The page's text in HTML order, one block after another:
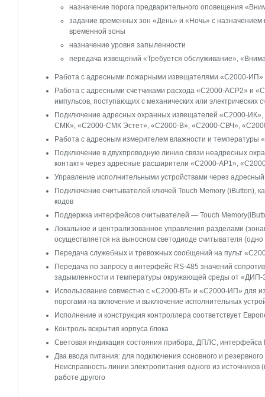
назначение порога предварительного оповещения
задание временных зон «День» и «Ночь» с
временной зоны
назначение уровня запыленности
передача извещений «Требуется обслуживание»,
Работа с адресными пожарными извещателями «С2000-
Работа с адресными счетчиками расхода «С2000-АСР2» и
импульсов, поступающих с механических или электрических
Подключение адресных охранных извещателей «С2000-
СМК», «С2000-СМК Эстет», «С2000-В», «С2000-СВЧ»,
Работа с адресным измерителем влажности и температуры
Подключение в двухпроводную линию связи неадресных
контакт» через адресные расширители «С2000-АР1»,
Управление исполнительными устройствами через
Подключение считывателей ключей Touch Memory (iButton),
кодов
Поддержка интерфейсов считывателей — Touch
Локальное и централизованное управления разделами
осуществляется на выносном светодиоде считывателя
Передача служебных и тревожных сообщений на пульт
Передача по запросу в интерфейс RS-485 значений
задымленности и температуры окружающей среды от
Использование совместно с «С2000-ВТ» и «С2000-ИП» для
порогами на включение и выключение исполнительных
Исполнение и конструкция контроллера соответствует
Контроль вскрытия корпуса блока
Световая индикация состояния прибора, ДПЛС, интерфейса
Два ввода питания: для подключения основного и
Неисправность линии электропитания одного из
работе другого